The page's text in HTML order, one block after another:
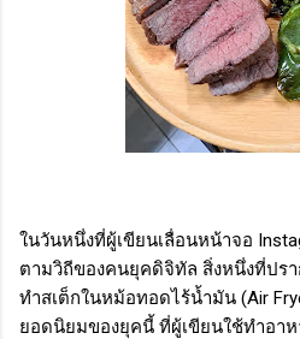
ในวันหนึ่งที่ผู้เขียนเลื่อนหน้าจอ
ตามวิถีของคนยุคดิจิทัล สิ่งหนึ่งที่ปร
ทำสเต็กในหม้อทอดไร้น้ำมัน (Air
ยอดนิยมของยุคนี้ ที่ผู้เขียนใช้ทำอา